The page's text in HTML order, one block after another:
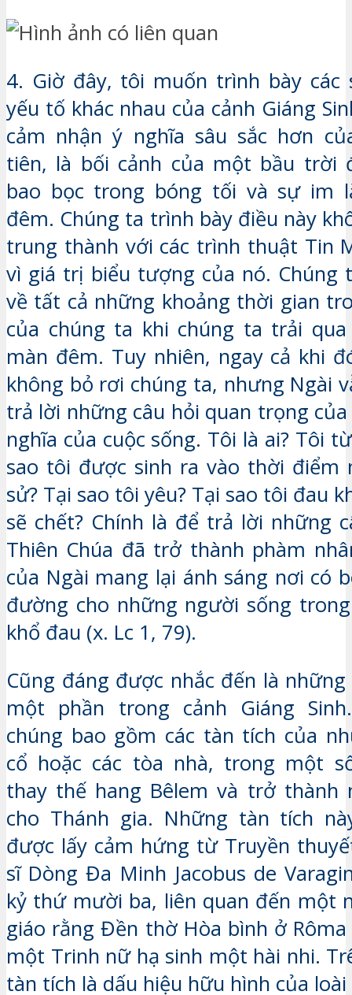
4. Giờ đây, tôi muốn trình bày các
yếu tố khác nhau của cảnh Giáng
cảm nhận ý nghĩa sâu sắc hơn
tiên, là bối cảnh của một bầu trời
bao bọc trong bóng tối và sự im
đêm. Chúng ta trình bày điều này
trung thành với các trình thuật Tin
vì giá trị biểu tượng của nó. Chúng
về tất cả những khoảng thời gian
của chúng ta khi chúng ta trải
màn đêm. Tuy nhiên, ngay cả khi
không bỏ rơi chúng ta, nhưng Ngài
trả lời những câu hỏi quan trọng
nghĩa của cuộc sống. Tôi là ai? Tôi
sao tôi được sinh ra vào thời điểm
sử? Tại sao tôi yêu? Tại sao tôi đau
sẽ chết? Chính là để trả lời những
Thiên Chúa đã trở thành phàm
của Ngài mang lại ánh sáng nơi có
đường cho những người sống
khổ đau (x. Lc 1, 79).
Cũng đáng được nhắc đến là
một phần trong cảnh Giáng
chúng bao gồm các tàn tích của
cổ hoặc các tòa nhà, trong một
thay thế hang Bêlem và trở thành
cho Thánh gia. Những tàn tích
được lấy cảm hứng từ Truyền
sĩ Dòng Đa Minh Jacobus de
kỷ thứ mười ba, liên quan đến một
giáo rằng Đền thờ Hòa bình ở
một Trinh nữ hạ sinh một hài nhi.
tàn tích là dấu hiệu hữu hình của